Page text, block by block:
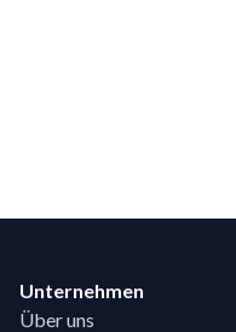
Unternehmen
Über uns